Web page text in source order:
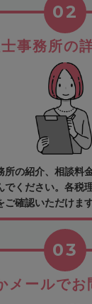
事務所の
02
所の紹介、相談料
でください。各税
確認いただけます
メールでお
03